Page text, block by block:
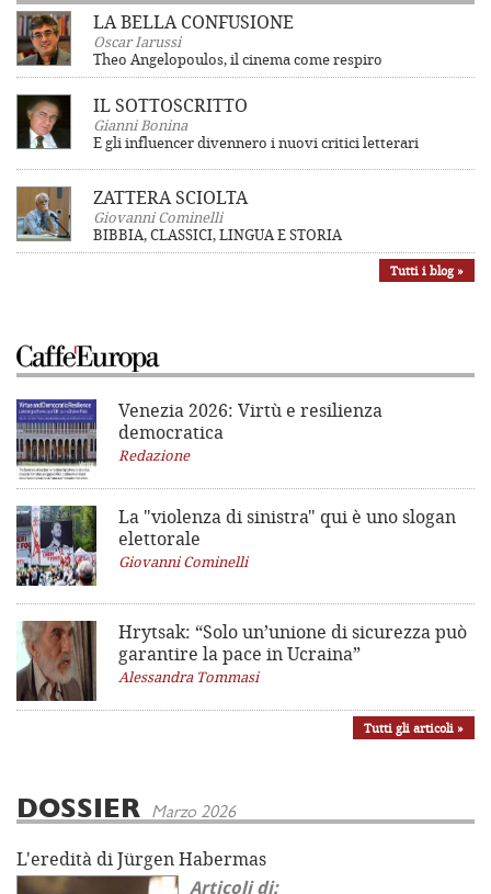
LA BELLA CONFUSIONE
Oscar Iarussi
Theo Angelopoulos, il cinema come respiro
IL SOTTOSCRITTO
Gianni Bonina
E gli influencer divennero i nuovi critici letterari
ZATTERA SCIOLTA
Giovanni Cominelli
BIBBIA, CLASSICI, LINGUA E STORIA
Tutti i blog »
Venezia 2026: Virtù e resilienza
democratica
Redazione
La "violenza di sinistra" qui è uno slogan
elettorale
Giovanni Cominelli
Hrytsak: “Solo un’unione di sicurezza può
garantire la pace in Ucraina”
Alessandra Tommasi
Tutti gli articoli »
DOSSIER Marzo 2026
L'eredità di Jürgen Habermas
Articoli di: